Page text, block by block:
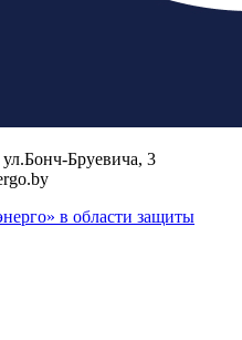
Бруевича, 3
в области защиты